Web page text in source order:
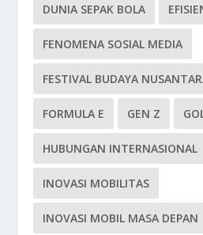
DUNIA SEPAK BOLA
FENOMENA SOSIAL MEDIA
FESTIVAL BUDAYA
FORMULA E GEN Z
HUBUNGAN INTERNASIONAL
INOVASI MOBILITAS
INOVASI MOBIL MASA DEPAN